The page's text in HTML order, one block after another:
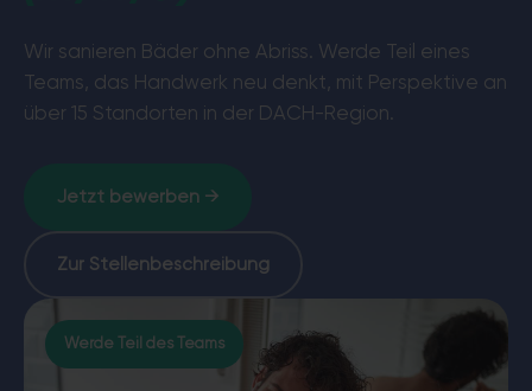
Wir sanieren Bäder ohne Abriss. Werde Teil eines
Teams, das Handwerk neu denkt, mit Perspektive an
über 15 Standorten in der DACH-Region.
Jetzt bewerben →
Zur Stellenbeschreibung
Werde Teil des Teams